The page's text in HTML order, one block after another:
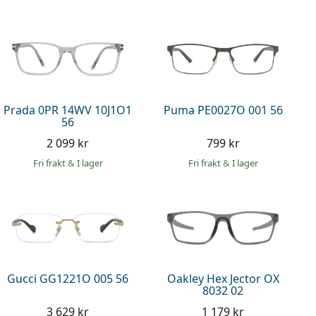
Prada 0PR 14WV 10J1O1
56
2 099 kr
Fri frakt& I lager
Puma PE0027O 001 56
799 kr
Fri frakt& I lager
Gucci GG1221O 005 56
3 629 kr
Oakley Hex Jector OX
8032 02
1 179 kr